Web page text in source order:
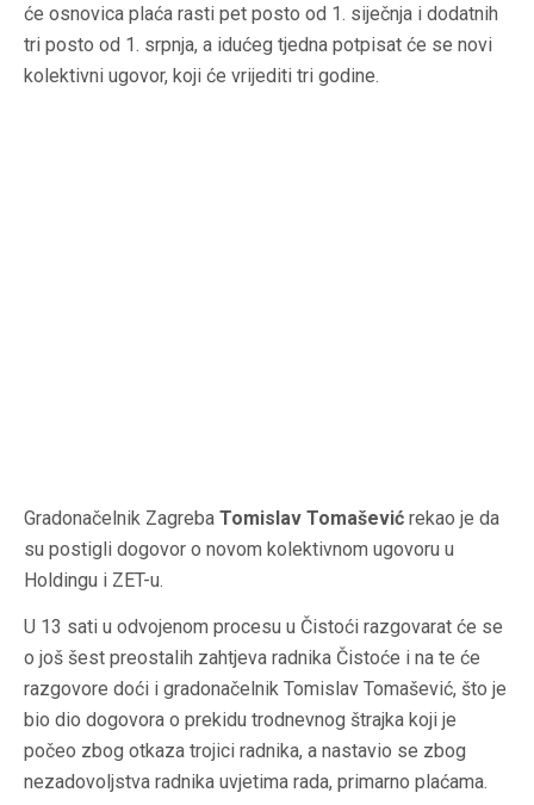
će osnovica plaća rasti pet posto od 1. siječnja i dodatnih
tri posto od 1. srpnja, a idućeg tjedna potpisat će se novi
kolektivni ugovor, koji će vrijediti tri godine.
Gradonačelnik Zagreba Tomislav Tomašević rekao je da
su postigli dogovor o novom kolektivnom ugovoru u
Holdingu i ZET-u.
U 13 sati u odvojenom procesu u Čistoći razgovarat će se
o još šest preostalih zahtjeva radnika Čistoće i na te će
razgovore doći i gradonačelnik Tomislav Tomašević, što je
bio dio dogovora o prekidu trodnevnog štrajka koji je
počeo zbog otkaza trojici radnika, a nastavio se zbog
nezadovoljstva radnika uvjetima rada, primarno plaćama.